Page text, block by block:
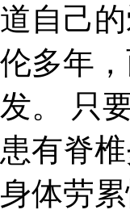
道自己
伦多年
发。 只
患有脊
身体劳